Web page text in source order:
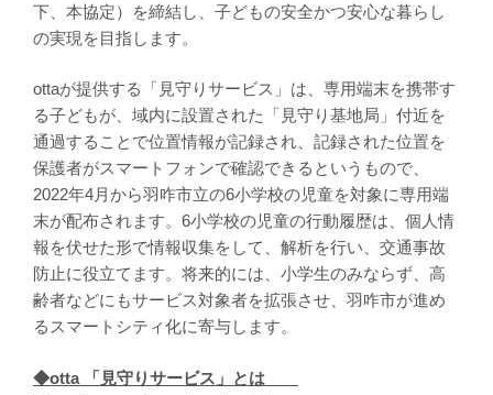
下、本協定）を締結し、子どもの安全かつ安心な暮らし
の実現を目指します。
ottaが提供する「見守りサービス」は、専用端末を携帯す
る子どもが、域内に設置された「見守り基地局」付近を
通過することで位置情報が記録され、記録された位置を
保護者がスマートフォンで確認できるというもので、
2022年4月から羽咋市立の6小学校の児童を対象に専用端
末が配布されます。6小学校の児童の行動履歴は、個人情
報を伏せた形で情報収集をして、解析を行い、交通事故
防止に役立てます。将来的には、小学生のみならず、高
齢者などにもサービス対象者を拡張させ、羽咋市が進め
るスマートシティ化に寄与します。
◆otta 「見守りサービス」とは